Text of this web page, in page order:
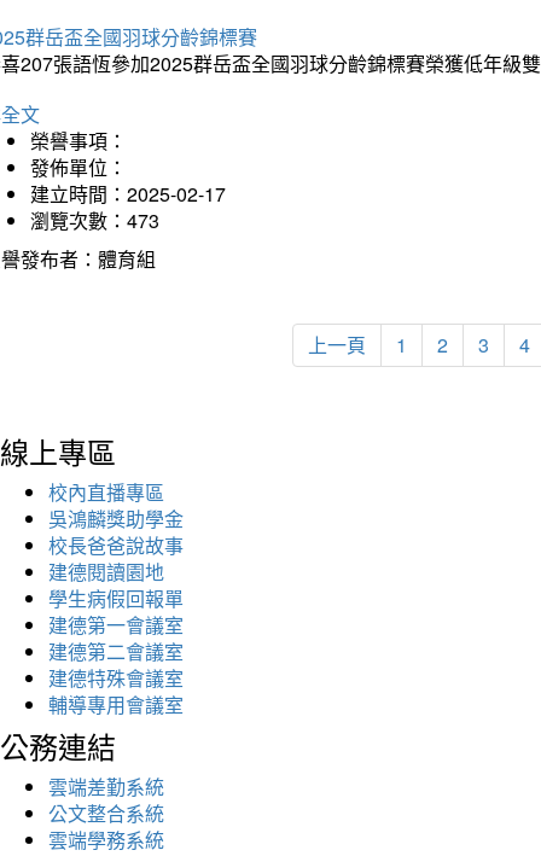
群岳盃全國羽球分齡錦標賽
207張語恆參加2025群岳盃全國羽球分齡錦標賽榮獲低年級
文
榮譽事項：
發佈單位：
建立時間：2025-02-17
瀏覽次數：473
發布者：體育組
上一頁 1 2 3 4
線上專區
校內直播專區
吳鴻麟獎助學金
校長爸爸說故事
建德閱讀園地
學生病假回報單
建德第一會議室
建德第二會議室
建德特殊會議室
輔導專用會議室
公務連結
雲端差勤系統
公文整合系統
雲端學務系統